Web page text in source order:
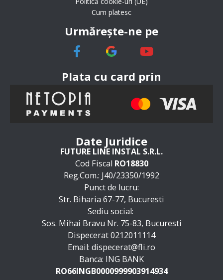
Cum platesc
Urmărește-ne pe
Plata cu card prin
Date Juridice
FUTURE LINE INSTAL S.R.L.
Cod Fiscal RO18830
Reg.Com.: J40/23350/1992
Punct de lucru:
Str. Biharia 67-77, Bucuresti
Sediu social:
Sos. Mihai Bravu Nr. 75-83, Bucuresti
Dispecerat 0212011114
Email: dispecerat@fli.ro
Banca: ING BANK
RO66INGB0000999903914934